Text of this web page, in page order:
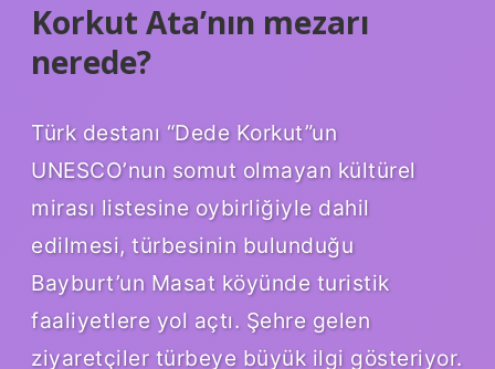
Korkut Ata’nın mezarı
nerede?
Türk destanı “Dede Korkut”un
UNESCO’nun somut olmayan kültürel
mirası listesine oybirliğiyle dahil
edilmesi, türbesinin bulunduğu
Bayburt’un Masat köyünde turistik
faaliyetlere yol açtı. Şehre gelen
ziyaretçiler türbeye büyük ilgi gösteriyor.